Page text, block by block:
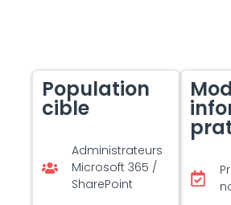
Population
cible
Administrateurs
Microsoft 365 /
SharePoint